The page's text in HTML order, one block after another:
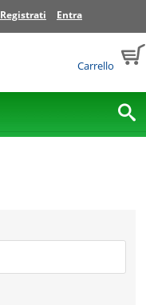
Registrati Entra
Carrello